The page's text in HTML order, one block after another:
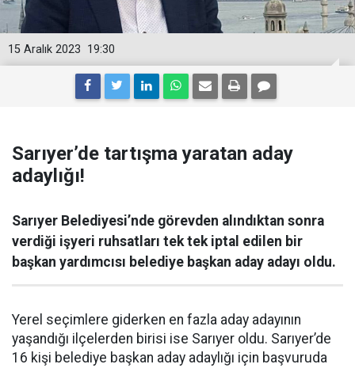
19:30
15 Aralık 2023
Sarıyer’de tartışma yaratan aday
adaylığı!
Sarıyer Belediyesi’nde görevden alındıktan sonra
verdiği işyeri ruhsatları tek tek iptal edilen bir
başkan yardımcısı belediye başkan aday adayı oldu.
Yerel seçimlere giderken en fazla aday adayının
yaşandığı ilçelerden birisi ise Sarıyer oldu. Sarıyer’de
16 kişi belediye başkan aday adaylığı için başvuruda